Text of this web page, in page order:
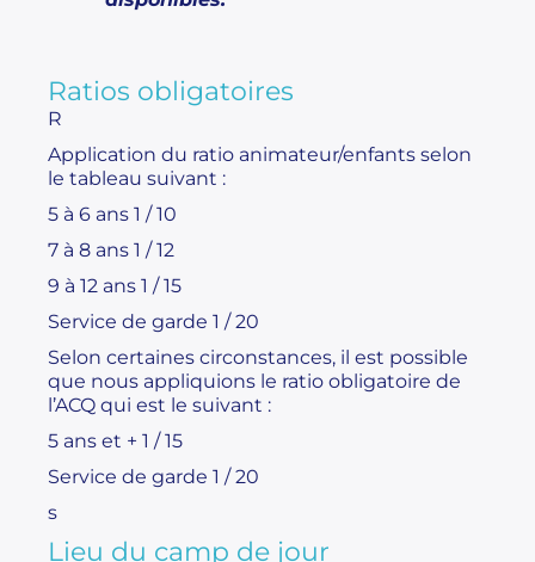
Ratios obligatoires
R
Application du ratio animateur/enfants selon
le tableau suivant :
5 à 6 ans 1 / 10
7 à 8 ans 1 / 12
9 à 12 ans 1 / 15
Service de garde 1 / 20
Selon certaines circonstances, il est possible
que nous appliquions le ratio obligatoire de
l’ACQ qui est le suivant :
5 ans et + 1 / 15
Service de garde 1 / 20
s
Lieu du camp de jour